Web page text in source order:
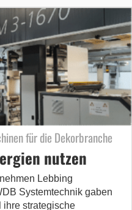
für die Dekorbranche
nutzen
Lebbing
Systemtechnik gaben
ihre strategische